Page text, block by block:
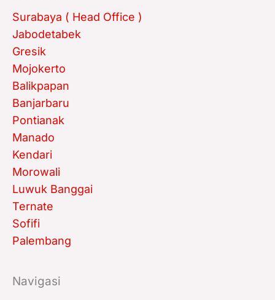
Surabaya ( Head Office )
Jabodetabek
Gresik
Mojokerto
Balikpapan
Banjarbaru
Pontianak
Manado
Kendari
Morowali
Luwuk Banggai
Ternate
Sofifi
Palembang
Navigasi